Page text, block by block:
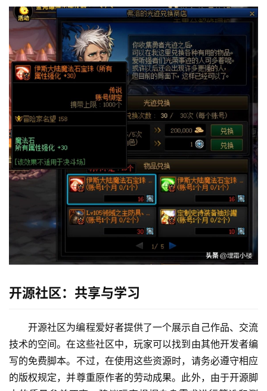
开源社区：共享与学习
开源社区为编程爱好者提供了一个展示自己作品、交流
技术的空间。在这些社区中，玩家可以找到由其他开发者编
写的免费脚本。不过，在使用这些资源时，请务必遵守相应
的版权规定，并尊重原作者的劳动成果。此外，由于开源脚